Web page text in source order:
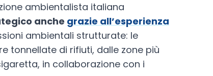
ambientalista italiana
anche grazie all’esperienza
ambientali strutturate: le
tonnellate di rifiuti, dalle zone più
in collaborazione con i